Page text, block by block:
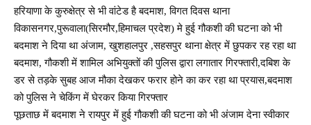
हरियाणा के कुरुक्षेत्र से भी वांटेड है बदमाश, विगत दिवस थाना
विकासनगर,पुरूवाला(सिरमौर,हिमाचल प्रदेश) मे हुई गौकशी की घटना को भी
बदमाश ने दिया था अंजाम, खुशहालपुर ,सहसपुर थाना क्षेत्र में छुपकर रह रहा था
बदमाश, गौकशी में शामिल अभियुक्तों की पुलिस द्वारा लगातार गिरफ्तारी,दबिश के
डर से तड़के सुबह आज मौका देखकर फरार होने का कर रहा था प्रयास,बदमाश
को पुलिस ने चेकिंग में घेरकर किया गिरफ्तार
पूछताछ में बदमाश ने रायपुर में हुई गौकशी की घटना को भी अंजाम देना स्वीकार